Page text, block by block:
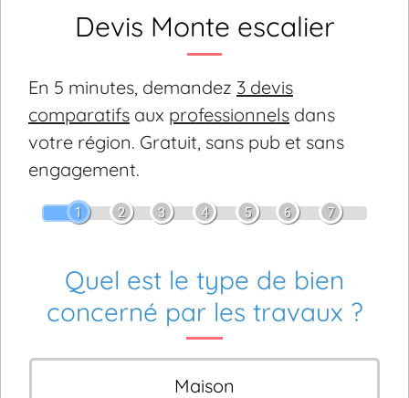
Devis Monte escalier
En 5 minutes, demandez 3 devis
comparatifs aux professionnels dans
votre région. Gratuit, sans pub et sans
engagement.
1 2 3 4 5 6 7
Quel est le type de bien
concerné par les travaux ?
Maison